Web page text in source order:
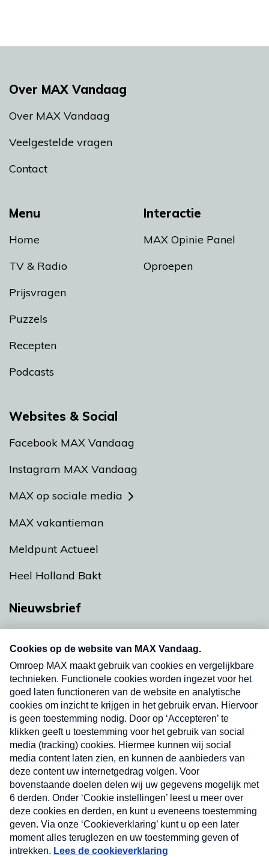
Menu
Home
TV & Radio
Prijsvragen
Puzzels
Recepten
Podcasts
Interactie
MAX Opinie Panel
Oproepen
Over MAX Vandaag
Over MAX Vandaag
Veelgestelde vragen
Contact
Websites & Social
Facebook MAX Vandaag
Instagram MAX Vandaag
MAX op sociale media
MAX vakantieman
Meldpunt Actueel
Heel Holland Bakt
Nieuwsbrief
nieuwsbrief. Elke vrijdag- en dinsdagochtend in
uw mailbox.
Verzend
Nieuwsbrief
Neem hier een gratis abonnement op onze
nieuwsbrief. Elke vrijdag- en dinsdagochtend in uw